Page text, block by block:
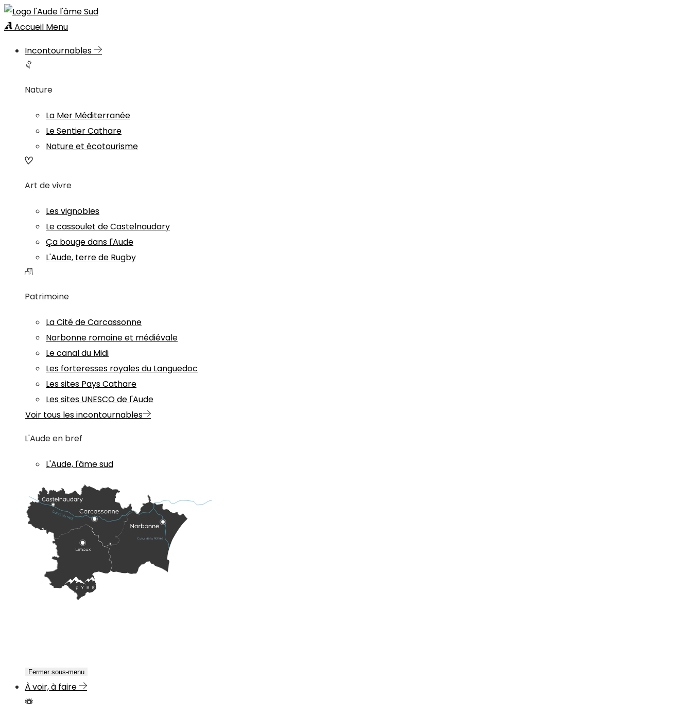
Accueil Menu
Incontournables
Nature
La Mer Méditerranée
Le Sentier Cathare
Nature et écotourisme
Art de vivre
Les vignobles
Le cassoulet de Castelnaudary
Ça bouge dans l'Aude
L'Aude, terre de Rugby
Patrimoine
La Cité de Carcassonne
Narbonne romaine et médiévale
Le canal du Midi
Les forteresses royales du Languedoc
Les sites Pays Cathare
Les sites UNESCO de l'Aude
Voir tous les incontournables
L'Aude en bref
L'Aude, l'âme sud
Fermer sous-menu
À voir, à faire